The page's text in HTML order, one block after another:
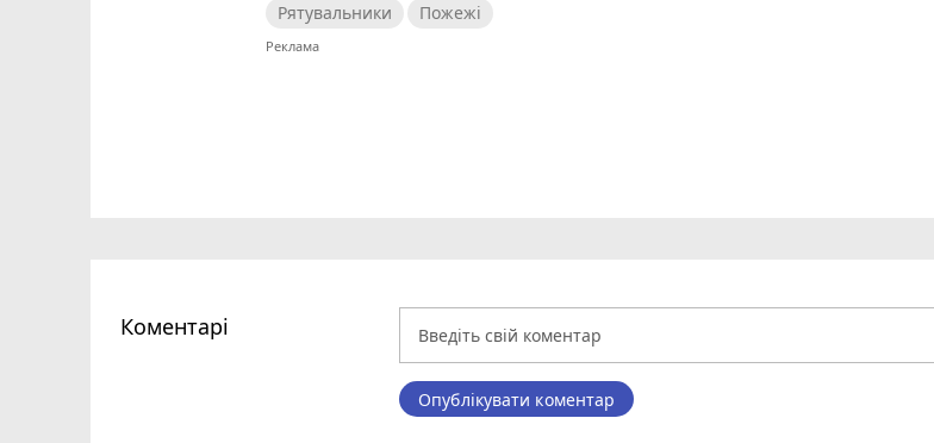
Рятувальники Пожежі
Коментарі
Опублікувати коментар